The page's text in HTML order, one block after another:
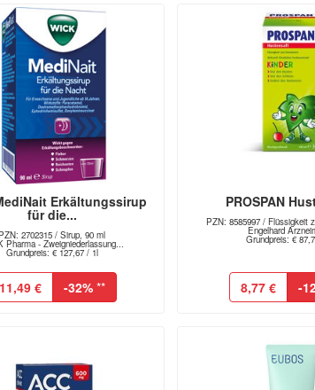
Erkältungssirup
für die...
PZN: 2702315 / Sirup, 90 ml
Pharma - Zweigniederlassung...
Grundpreis: € 127,67 / 1l
11,49 € -32%**
PROSPAN
PZN: 8585997 / Flüssigkeit
Engelhard
Grundpreis: €
8,77 € -